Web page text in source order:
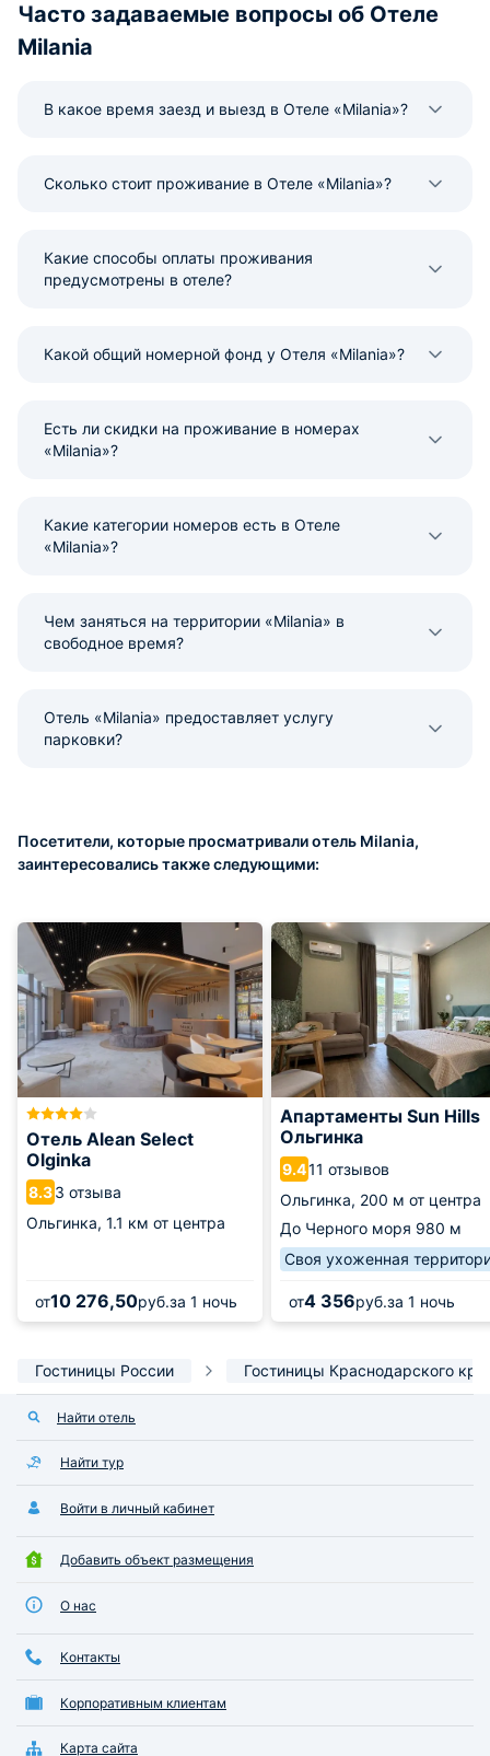
Часто задаваемые вопросы об Отеле
Milania
В какое время заезд и выезд в Отеле «Milania»?
Сколько стоит проживание в Отеле «Milania»?
Какие способы оплаты проживания
предусмотрены в отеле?
Какой общий номерной фонд у Отеля «Milania»?
Есть ли скидки на проживание в номерах
«Milania»?
Какие категории номеров есть в Отеле
«Milania»?
Чем заняться на территории «Milania» в
свободное время?
Отель «Milania» предоставляет услугу
парковки?
Посетители, которые просматривали отель Milania,
заинтересовались также следующими:
Отель Alean Select
Olginka
8.33 отзыва
Ольгинка, 1.1 км от центра
от10 276,50руб.за 1 ночь
Апартаменты Sun Hills
Ольгинка
9.411 отзывов
Ольгинка, 200 м от центра
До Черного моря 980 м
Своя ухоженная
от4 356руб.за 1 ночь
Гостиницы России Гостиницы Краснодарского
Найти отель
Найти тур
Войти в личный кабинет
Добавить объект размещения
О нас
Контакты
Корпоративным клиентам
Карта сайта